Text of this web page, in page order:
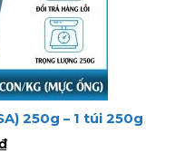
250g – 1 túi 250g